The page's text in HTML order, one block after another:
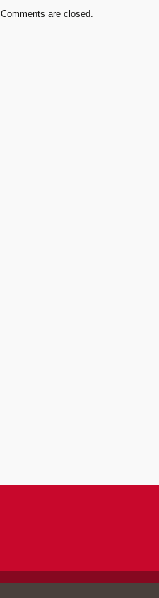
Comments are closed.